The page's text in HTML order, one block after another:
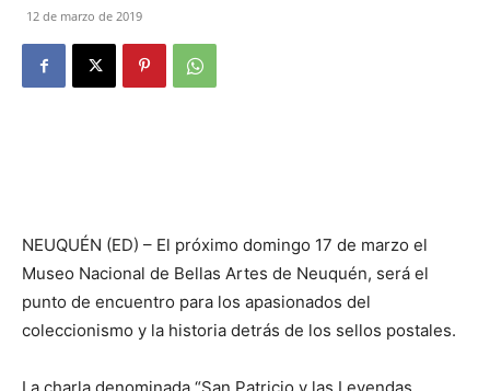
12 de marzo de 2019
NEUQUÉN (ED) – El próximo domingo 17 de marzo el
Museo Nacional de Bellas Artes de Neuquén, será el
punto de encuentro para los apasionados del
coleccionismo y la historia detrás de los sellos postales.